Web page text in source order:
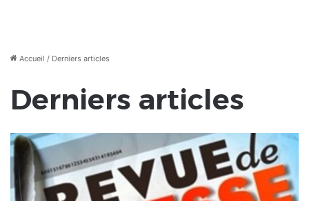
Accueil / Derniers articles
Derniers articles